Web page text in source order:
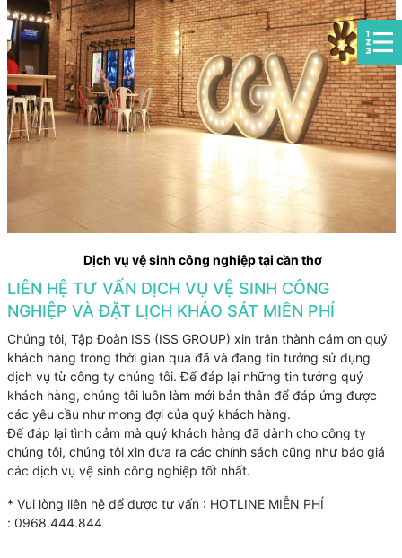
Dịch vụ vệ sinh công nghiệp tại cần thơ
LIÊN HỆ TƯ VẤN DỊCH VỤ VỆ SINH CÔNG
NGHIỆP VÀ ĐẶT LỊCH KHẢO SÁT MIỄN PHÍ
Chúng tôi, Tập Đoàn ISS (ISS GROUP) xin trân thành cám ơn quý
khách hàng trong thời gian qua đã và đang tin tưởng sử dụng
dịch vụ từ công ty chúng tôi. Để đáp lại những tin tưởng quý
khách hàng, chúng tôi luôn làm mới bản thân để đáp ứng được
các yêu cầu như mong đợi của quý khách hàng.
Để đáp lại tình cảm mà quý khách hàng đã dành cho công ty
chúng tôi, chúng tôi xin đưa ra các chính sách cũng như báo giá
các dịch vụ vệ sinh công nghiệp tốt nhất.
* Vui lòng liên hệ để được tư vấn : HOTLINE MIỄN PHÍ
: 0968.444.844